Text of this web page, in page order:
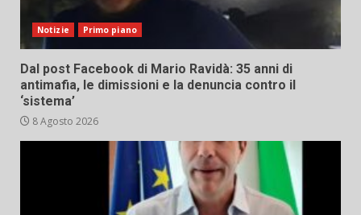
Notizie Primo piano
Dal post Facebook di Mario Ravidà: 35 anni di
antimafia, le dimissioni e la denuncia contro il
‘sistema’
8 Agosto 2026